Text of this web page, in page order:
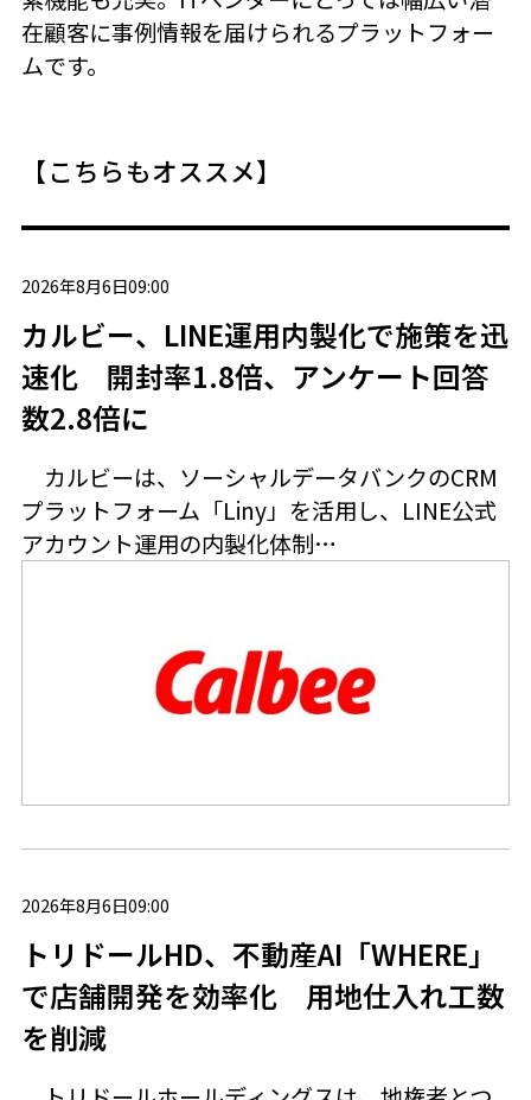
在顧客に事例情報を届けられるプラットフォー
ムです。
【こちらもオススメ】
2026年8月6日09:00
カルビー、LINE運用内製化で施策を迅
速化 開封率1.8倍、アンケート回答
数2.8倍に
カルビーは、ソーシャルデータバンクのCRM
プラットフォーム「Liny」を活用し、LINE公式
アカウント運用の内製化体制…
2026年8月6日09:00
トリドールHD、不動産AI「WHERE」
で店舗開発を効率化 用地仕入れ工数
を削減